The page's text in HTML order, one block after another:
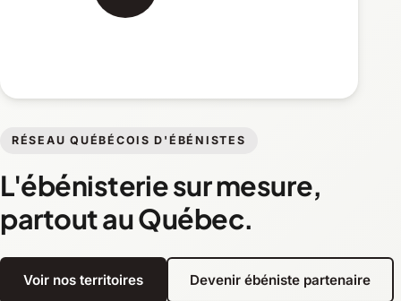
RÉSEAU QUÉBÉCOIS D'ÉBÉNISTES
L'ébénisterie sur mesure,
partout au Québec.
Voir nos territoires Devenir ébéniste partenaire